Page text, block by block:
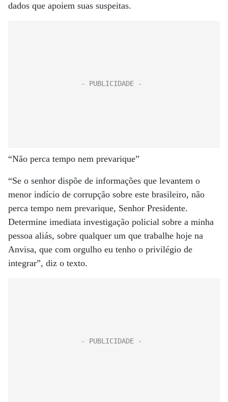
dados que apoiem suas suspeitas.
“Não perca tempo nem prevarique”
“Se o senhor dispõe de informações que levantem o
menor indício de corrupção sobre este brasileiro, não
perca tempo nem prevarique, Senhor Presidente.
Determine imediata investigação policial sobre a minha
pessoa aliás, sobre qualquer um que trabalhe hoje na
Anvisa, que com orgulho eu tenho o privilégio de
integrar”, diz o texto.